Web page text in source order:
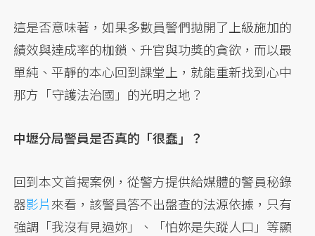
這是否意味著，如果多數員警們拋開了上級施加的
績效與達成率的枷鎖、升官與功獎的貪欲，而以最
單純、平靜的本心回到課堂上，就能重新找到心中
那方「守護法治國」的光明之地？
中壢分局警員是否真的「很蠢」？
回到本文首揭案例，從警方提供給媒體的警員秘錄
器影片來看，該警員答不出盤查的法源依據，只有
強調「我沒有見過妳」、「怕妳是失蹤人口」等顯